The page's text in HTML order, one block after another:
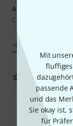
Mit
passende
und das
Sie okay ist,
für
Ansprache und
Classic und V12
das
0